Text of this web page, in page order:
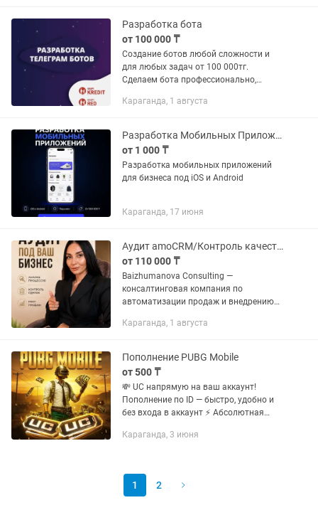
различные...
Разработка бота
от 100 000 ₸
Создание ботов любой сложности и
для любых задач от 100 000тг.
Сделаем бота профессионально,
посредников. Используем язык
качественных сайтов...
Караганда, 1 августа
Разработка Мобильных Приложений
от 1 000 ₸
Разработка мобильных приложений
для бизнеса под iOS и Android
Караганда, 17 июня
Аудит amoCRM/Контроль качества отдела продаж
от 110 000 ₸
Baizhumanova Consulting —
консалтинговая компания по
автоматизации продаж и внедрению
навести порядок в отделе продаж,
увеличить...
Караганда, 1 августа
Пополнение PUBG Mobile
от 500 ₸
💸 UC напрямую на ваш аккаунт!
Пополнение по ID — быстро, удобно и
без входа в аккаунт ⚡ Абсолютная
кодов подтверждения не требуется 🔒 ⚙️
Караганда, 3 июня
1 2